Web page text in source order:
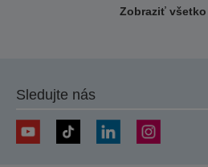
Zobraziť všetko
Sledujte nás